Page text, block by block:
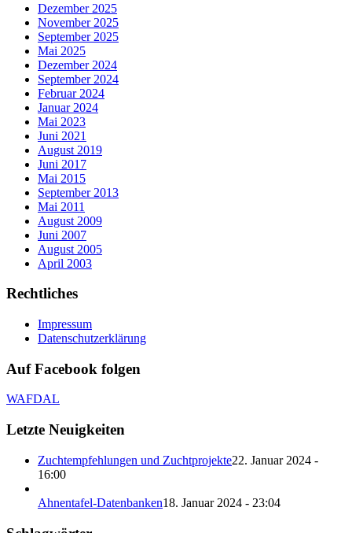
Dezember 2025
November 2025
September 2025
Mai 2025
Dezember 2024
September 2024
Februar 2024
Januar 2024
Mai 2023
Juni 2021
August 2019
Juni 2017
Mai 2015
September 2013
Mai 2011
August 2009
Juni 2007
August 2005
April 2003
Rechtliches
Impressum
Datenschutzerklärung
Auf Facebook folgen
WAFDAL
Letzte Neuigkeiten
Zuchtempfehlungen und Zuchtprojekte22. Januar 2024 -
16:00
Ahnentafel-Datenbanken18. Januar 2024 - 23:04